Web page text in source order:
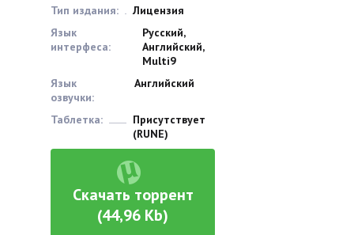
Тип издания:
Лицензия
Язык
интерфеса:
Русский,
Английский,
Multi9
Язык
озвучки:
Английский
Таблетка:
Присутствует
(RUNE)
Скачать торрент
(44,96 Kb)